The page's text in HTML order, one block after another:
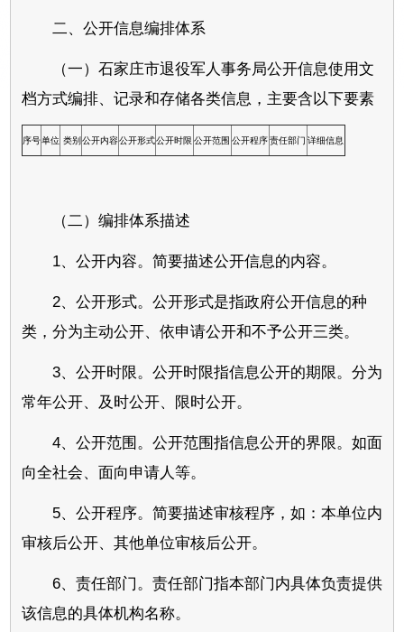
二、公开信息编排体系
（一）石家庄市退役军人事务局公开信息使用文
档方式编排、记录和存储各类信息，主要含以下要素
序号单位 类别 公开内容公开形式公开时限 公开范围 公开程序责任部门 详细信息
（二）编排体系描述
1、公开内容。简要描述公开信息的内容。
2、公开形式。公开形式是指政府公开信息的种
类，分为主动公开、依申请公开和不予公开三类。
3、公开时限。公开时限指信息公开的期限。分为
常年公开、及时公开、限时公开。
4、公开范围。公开范围指信息公开的界限。如面
向全社会、面向申请人等。
5、公开程序。简要描述审核程序，如：本单位内
审核后公开、其他单位审核后公开。
6、责任部门。责任部门指本部门内具体负责提供
该信息的具体机构名称。